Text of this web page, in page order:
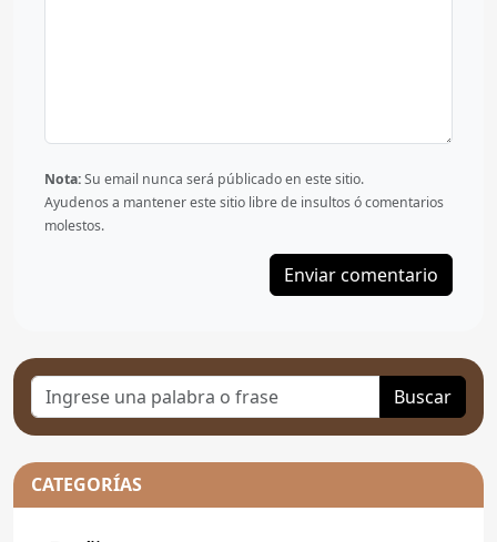
Nota:Su email nunca será públicado en este sitio.
Ayudenos a mantener este sitio libre de insultos ó comentarios
molestos.
Buscar
CATEGORÍAS